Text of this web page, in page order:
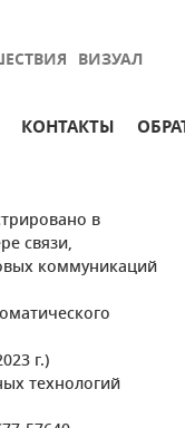
ВИЗУАЛ
КОНТАКТЫ
в
связи,
коммуникаций
г.)
технологий